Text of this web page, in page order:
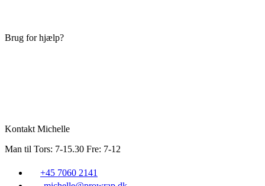
Brug for hjælp?
Kontakt Michelle
Man til Tors: 7-15.30 Fre: 7-12
+45 7060 2141